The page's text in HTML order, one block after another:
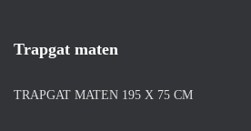
Trapgat maten
TRAPGAT MATEN 195 X 75 CM